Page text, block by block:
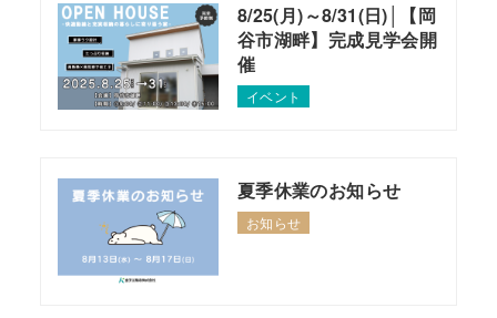
8/25(月)～8/31(日)│【岡
谷市湖畔】完成見学会開
催
イベント
夏季休業のお知らせ
お知らせ